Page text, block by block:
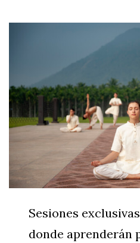
Sesiones
donde aprenderán